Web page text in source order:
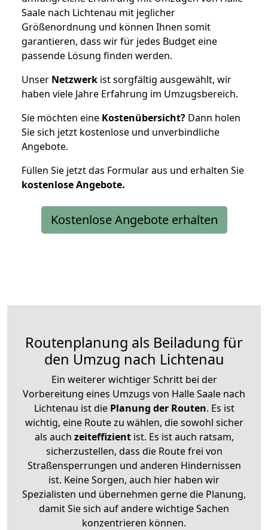
Saale nach Lichtenau mit jeglicher
Größenordnung und können Ihnen somit
garantieren, dass wir für jedes Budget eine
passende Lösung finden werden.
Unser Netzwerk ist sorgfältig ausgewählt, wir
haben viele Jahre Erfahrung im Umzugsbereich.
Sie möchten eine Kostenübersicht? Dann holen
Sie sich jetzt kostenlose und unverbindliche
Angebote.
Füllen Sie jetzt das Formular aus und erhalten Sie
kostenloseAngebote.
Kostenlose Angebote erhalten
Routenplanung als Beiladung für
den Umzug nach Lichtenau
Ein weiterer wichtiger Schritt bei der
Vorbereitung eines Umzugs von Halle Saale nach
Lichtenau ist diePlanung der Routen. Es ist
wichtig, eine Route zu wählen, die sowohl sicher
als auch zeiteffizientist. Es ist auch ratsam,
sicherzustellen, dass die Route frei von
Straßensperrungen und anderen Hindernissen
ist. Keine Sorgen, auch hier haben wir
Spezialisten und übernehmen gerne die Planung,
damit Sie sich auf andere wichtige Sachen
konzentrieren können.